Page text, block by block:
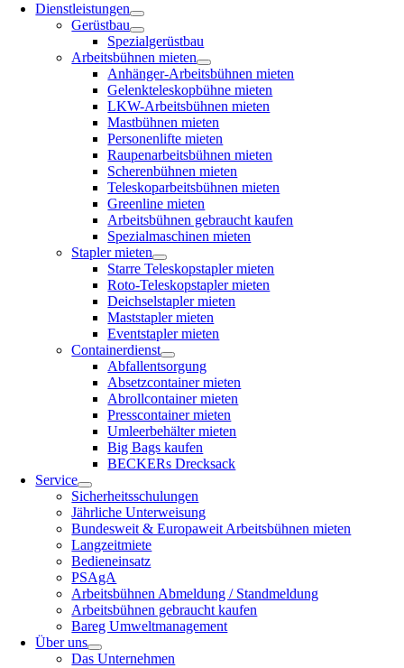
Dienstleistungen
Gerüstbau
Spezialgerüstbau
Arbeitsbühnen mieten
Anhänger-Arbeitsbühnen mieten
Gelenkteleskopbühne mieten
LKW-Arbeitsbühnen mieten
Mastbühnen mieten
Personenlifte mieten
Raupenarbeitsbühnen mieten
Scherenbühnen mieten
Teleskoparbeitsbühnen mieten
Greenline mieten
Arbeitsbühnen gebraucht kaufen
Spezialmaschinen mieten
Stapler mieten
Starre Teleskopstapler mieten
Roto-Teleskopstapler mieten
Deichselstapler mieten
Maststapler mieten
Eventstapler mieten
Containerdienst
Abfallentsorgung
Absetzcontainer mieten
Abrollcontainer mieten
Presscontainer mieten
Umleerbehälter mieten
Big Bags kaufen
BECKERs Drecksack
Service
Sicherheitsschulungen
Jährliche Unterweisung
Bundesweit & Europaweit Arbeitsbühnen mieten
Langzeitmiete
Bedieneinsatz
PSAgA
Arbeitsbühnen Abmeldung / Standmeldung
Arbeitsbühnen gebraucht kaufen
Bareg Umweltmanagement
Über uns
Das Unternehmen